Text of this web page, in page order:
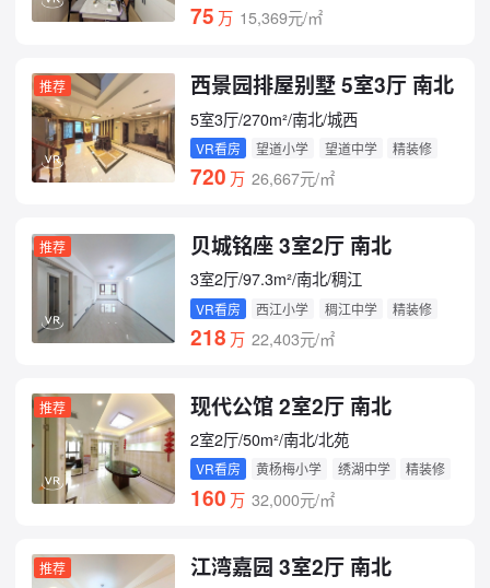
75 万 15,369元/㎡
推荐 西景园排屋别墅 5室3厅 南北
5室3厅/270m²/南北/城西
VR看房 望道小学 望道中学 精装修
720 万 26,667元/㎡
推荐 贝城铭座 3室2厅 南北
3室2厅/97.3m²/南北/稠江
VR看房 西江小学 稠江中学 精装修
218 万 22,403元/㎡
推荐 现代公馆 2室2厅 南北
2室2厅/50m²/南北/北苑
VR看房 黄杨梅小学 绣湖中学 精装修
160 万 32,000元/㎡
推荐 江湾嘉园 3室2厅 南北